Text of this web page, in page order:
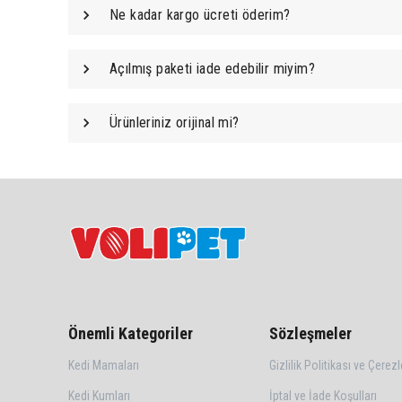
Ne kadar kargo ücreti öderim?
Açılmış paketi iade edebilir miyim?
Ürünleriniz orijinal mi?
Önemli Kategoriler
Kedi Mamaları
Kedi Kumları
Sözleşmeler
Gizlilik Politikası ve
İptal ve İade Koşulları